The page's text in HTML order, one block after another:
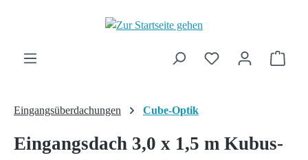
Zum Hauptinhalt springen
Eingangsüberdachungen Cube-Optik
Eingangsdach 3,0 x 1,5 m Kubus-